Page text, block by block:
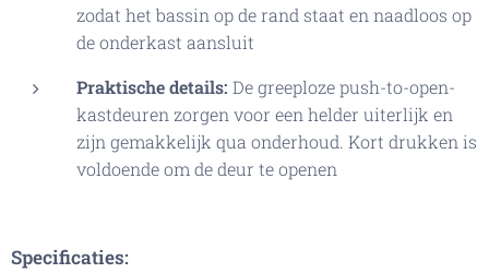
zodat het bassin op de rand staat en naadloos op
de onderkast aansluit
Praktische details: De greeploze push-to-open-
kastdeuren zorgen voor een helder uiterlijk en
zijn gemakkelijk qua onderhoud. Kort drukken is
voldoende om de deur te openen
Specificaties: